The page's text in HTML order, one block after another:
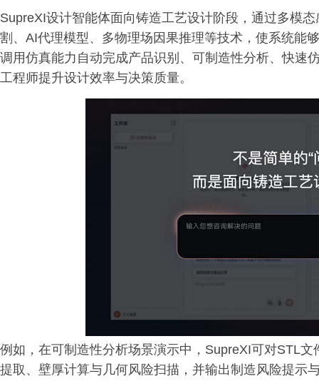
SupreXI设计智能体面向铸造工艺设计阶段，通过多模
割、AI代理模型、多物理场因果推理等技术，使系统能
调用仿真能力自动完成产品识别、可制造性分析、快速
工程师提升设计效率与决策质量。
例如，在可制造性分析场景演示中，SupreXI可对STL
提取、壁厚计算与几何风险扫描，并输出制造风险提示